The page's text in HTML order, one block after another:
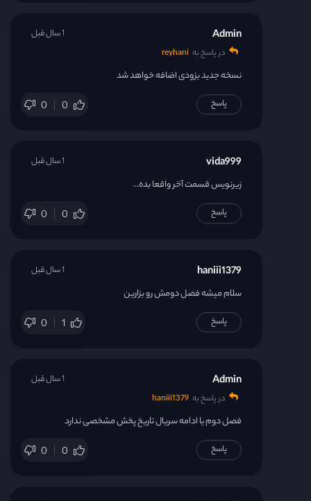
Admin
در پاسخ به reyhani
نسخه جدید بزودی اضافه خواهد شد
0 0
1 سال قبل
پاسخ
vida999
زیرنویس قسمت آخر واقعا بده…
0 0
1 سال قبل
پاسخ
haniii1379
سلام میشه فصل دومش رو بزارین
0 1
1 سال قبل
پاسخ
Admin
در پاسخ به haniii1379
فصل دوم یا ادامه سریال تاریخ پخش مشخصی ندارد
0 0
1 سال قبل
پاسخ